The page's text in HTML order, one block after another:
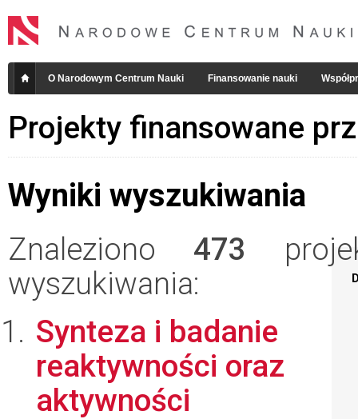
O Narodowym Centrum Nauki Finansowanie nauki
Projekty finansowane
Wyniki wyszukiwania
Znaleziono 473
wyszukiwania:
Synteza i badanie
reaktywności oraz
aktywności